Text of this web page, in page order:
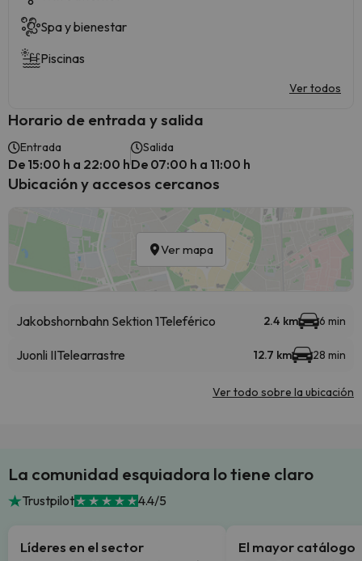
Spa y bienestar
Piscinas
Ver todos
Horario de entrada y salida
Entrada
De 15:00 h a 22:00 h
Salida
De 07:00 h a 11:00 h
Ubicación y accesos cercanos
Ver mapa
Jakobshornbahn Sektion 1Teleférico 2.4 km 6 min
Juonli IITelearrastre 12.7 km 28 min
Ver todo sobre la ubicación
La comunidad esquiadora lo tiene claro
Trustpilot 4.4/5
Líderes en el sector El mayor catálogo